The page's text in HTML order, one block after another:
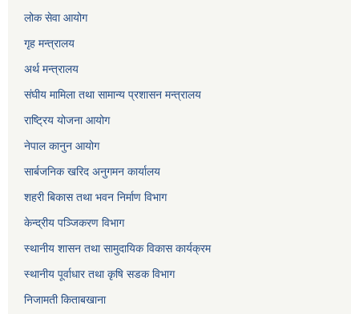
लोक सेवाआयोग
गृह मन्त्रालय
अर्थ मन्त्रालय
संघीय मामिला तथा सामान्य प्रशासन मन्त्रालय
राष्ट्रिय योजना आयोग
नेपाल कानुन आयोग
सार्बजनिक खरिद अनुगमन कार्यालय
शहरी बिकास तथा भवन निर्माण विभाग
केन्द्रीय पञ्जिकरण विभाग
स्थानीय शासन तथा सामुदायिक विकास कार्यक्रम
स्थानीय पूर्वाधार तथा कृषि सडक विभाग
निजामती किताबखाना